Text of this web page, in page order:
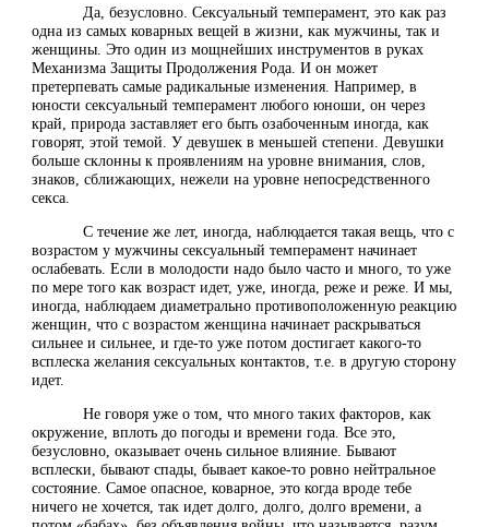
Да, безусловно. Сексуальный темперамент, это как раз
одна из самых коварных вещей в жизни, как мужчины, так и
женщины. Это один из мощнейших инструментов в руках
Механизма Защиты Продолжения Рода. И он может
претерпевать самые радикальные изменения. Например, в
юности сексуальный темперамент любого юноши, он через
край, природа заставляет его быть озабоченным иногда, как
говорят, этой темой. У девушек в меньшей степени. Девушки
больше склонны к проявлениям на уровне внимания, слов,
знаков, сближающих, нежели на уровне непосредственного
секса.
С течение же лет, иногда, наблюдается такая вещь, что с
возрастом у мужчины сексуальный темперамент начинает
ослабевать. Если в молодости надо было часто и много, то уже
по мере того как возраст идет, уже, иногда, реже и реже. И мы,
иногда, наблюдаем диаметрально противоположенную реакцию
женщин, что с возрастом женщина начинает раскрываться
сильнее и сильнее, и где-то уже потом достигает какого-то
всплеска желания сексуальных контактов, т.е. в другую сторону
идет.
Не говоря уже о том, что много таких факторов, как
окружение, вплоть до погоды и времени года. Все это,
безусловно, оказывает очень сильное влияние. Бывают
всплески, бывают спады, бывает какое-то ровно нейтральное
состояние. Самое опасное, коварное, это когда вроде тебе
ничего не хочется, так идет долго, долго, долго времени, а